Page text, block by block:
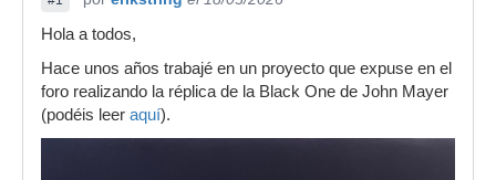
Hola a todos,
Hace unos años trabajé en un proyecto que expuse en el
foro realizando la réplica de la Black One de John Mayer
(podéis leer aquí).